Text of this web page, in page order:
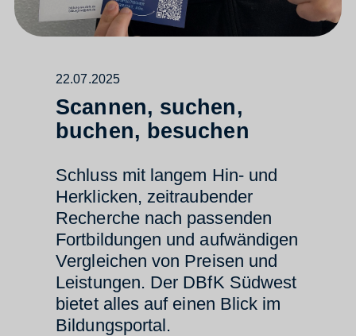
22.07.2025
Scannen, suchen,
buchen, besuchen
Schluss mit langem Hin- und
Herklicken, zeitraubender
Recherche nach passenden
Fortbildungen und aufwändigen
Vergleichen von Preisen und
Leistungen. Der DBfK Südwest
bietet alles auf einen Blick im
Bildungsportal.